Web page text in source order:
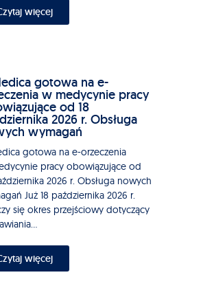
więcej
gotowa na e-
w medycynie pracy
od 18
2026 r. Obsługa
wymagań
gotowa na e-orzeczenia
pracy obowiązujące od
2026 r. Obsługa nowych
Już 18 października 2026 r.
się okres przejściowy dotyczący
więcej